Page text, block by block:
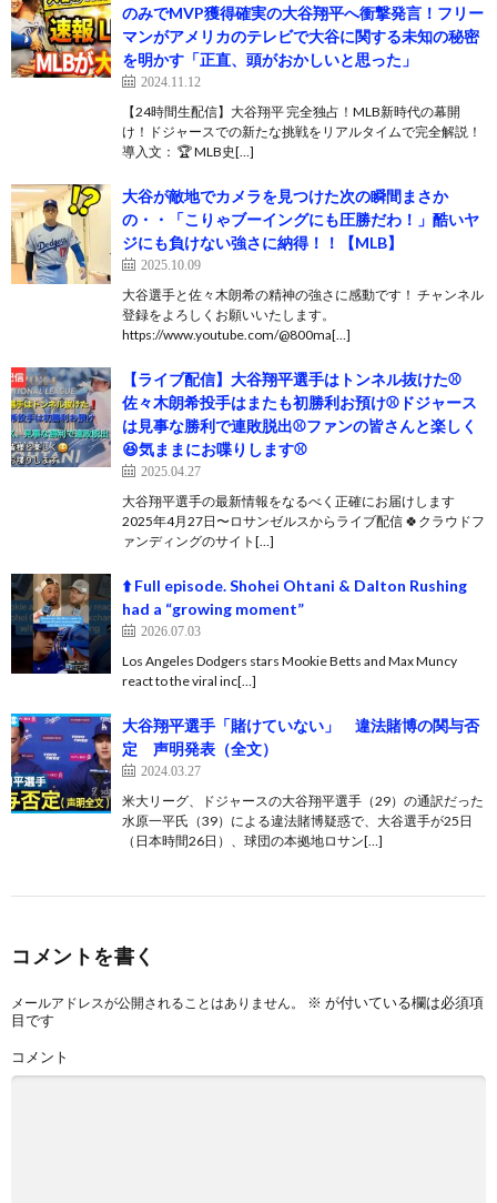
のみでMVP獲得確実の大谷翔平へ衝撃発言！フリー
マンがアメリカのテレビで大谷に関する未知の秘密
を明かす「正直、頭がおかしいと思った」
2024.11.12
【24時間生配信】大谷翔平 完全独占！MLB新時代の幕開
け！ドジャースでの新たな挑戦をリアルタイムで完全解説！
導入文： 🏆 MLB史[…]
大谷が敵地でカメラを見つけた次の瞬間まさか
の・・「こりゃブーイングにも圧勝だわ！」酷いヤ
ジにも負けない強さに納得！！【MLB】
2025.10.09
大谷選手と佐々木朗希の精神の強さに感動です！ チャンネル
登録をよろしくお願いいたします。
https://www.youtube.com/@800ma[…]
【ライブ配信】大谷翔平選手はトンネル抜けた⚾️
佐々木朗希投手はまたも初勝利お預け⚾️ドジャース
は見事な勝利で連敗脱出⚾️ファンの皆さんと楽しく
😆気ままにお喋りします⚾️
2025.04.27
大谷翔平選手の最新情報をなるべく正確にお届けします
2025年4月27日〜ロサンゼルスからライブ配信 🍀クラウドフ
ァンディングのサイト[…]
⬆️ Full episode. Shohei Ohtani & Dalton Rushing
had a “growing moment”
2026.07.03
Los Angeles Dodgers stars Mookie Betts and Max Muncy
react to the viral inc[…]
大谷翔平選手「賭けていない」 違法賭博の関与否
定 声明発表（全文）
2024.03.27
米大リーグ、ドジャースの大谷翔平選手（29）の通訳だった
水原一平氏（39）による違法賭博疑惑で、大谷選手が25日
（日本時間26日）、球団の本拠地ロサン[…]
コメントを書く
メールアドレスが公開されることはありません。 ※ が付いている欄は必須項
目です
コメント